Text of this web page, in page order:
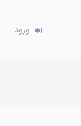
ورود